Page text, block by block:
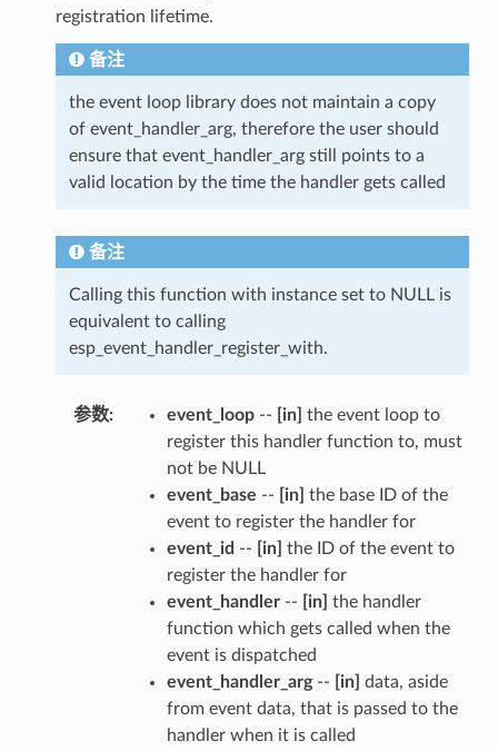
registration lifetime.
备注
the event loop library does not maintain a copy
of event_handler_arg, therefore the user should
ensure that event_handler_arg still points to a
valid location by the time the handler gets called
备注
Calling this function with instance set to NULL is
equivalent to calling
esp_event_handler_register_with.
参数: event_loop-- [in] the event loop to
register this handler function to, must
not be NULL
event_base -- [in] the base ID of the
event to register the handler for
event_id -- [in] the ID of the event to
register the handler for
event_handler-- [in] the handler
function which gets called when the
event is dispatched
event_handler_arg-- [in] data, aside
from event data, that is passed to the
handler when it is called